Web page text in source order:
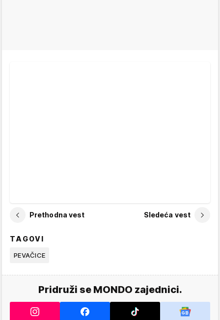
Prethodna vest Sledeća vest
TAGOVI
PEVAČICE
Pridruži se MONDO zajednici.